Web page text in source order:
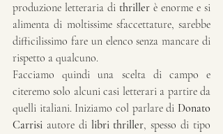
produzione letteraria di thriller è enorme e si
alimenta di moltissime sfaccettature, sarebbe
difficilissimo fare un elenco senza mancare di
rispetto a qualcuno.
Facciamo quindi una scelta di campo e
citeremo solo alcuni casi letterari a partire da
quelli italiani. Iniziamo col parlare di Donato
Carrisi autore di libri thriller, spesso di tipo